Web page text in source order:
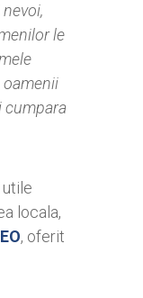
le
oamenii
cumpara
locala,
, oferit